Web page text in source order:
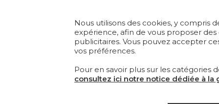
Nous utilisons des cookies, y compris
expérience, afin de vous proposer
publicitaires. Vous pouvez accepter
vos préférences.
Pour en savoir plus sur les catégories
consultez ici notre notice dédiée à la